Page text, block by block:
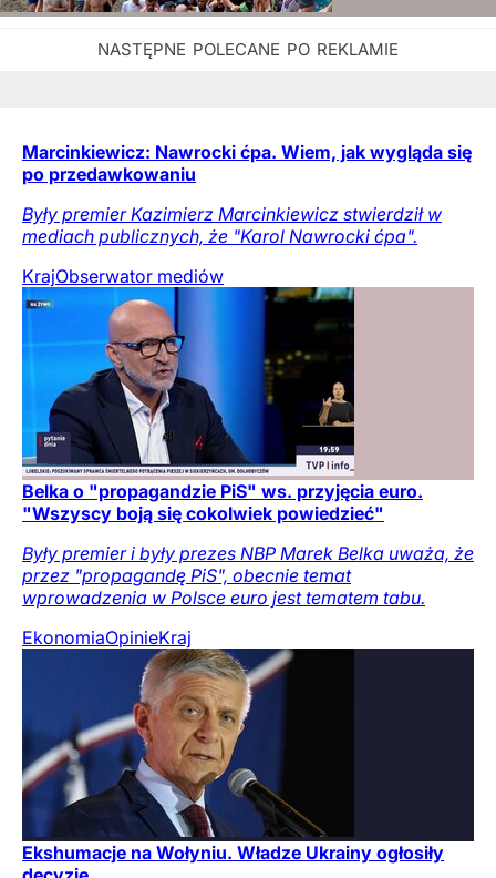
Marcinkiewicz: Nawrocki ćpa. Wiem, jak wygląda się
po przedawkowaniu
Były premier Kazimierz Marcinkiewicz stwierdził w
mediach publicznych, że "Karol Nawrocki ćpa".
KrajObserwator mediów
Belka o "propagandzie PiS" ws. przyjęcia euro.
"Wszyscy boją się cokolwiek powiedzieć"
Były premier i były prezes NBP Marek Belka uważa, że
przez "propagandę PiS", obecnie temat
wprowadzenia w Polsce euro jest tematem tabu.
EkonomiaOpinieKraj
Ekshumacje na Wołyniu. Władze Ukrainy ogłosiły